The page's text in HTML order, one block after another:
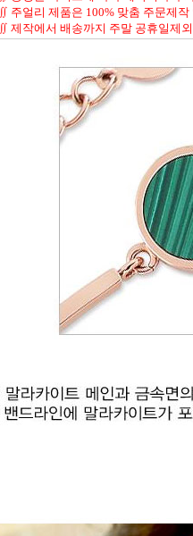
∬ 주얼리 제품은 100% 맞춤 주문제작
∬ 제작에서 배송까지 주말 공휴일제